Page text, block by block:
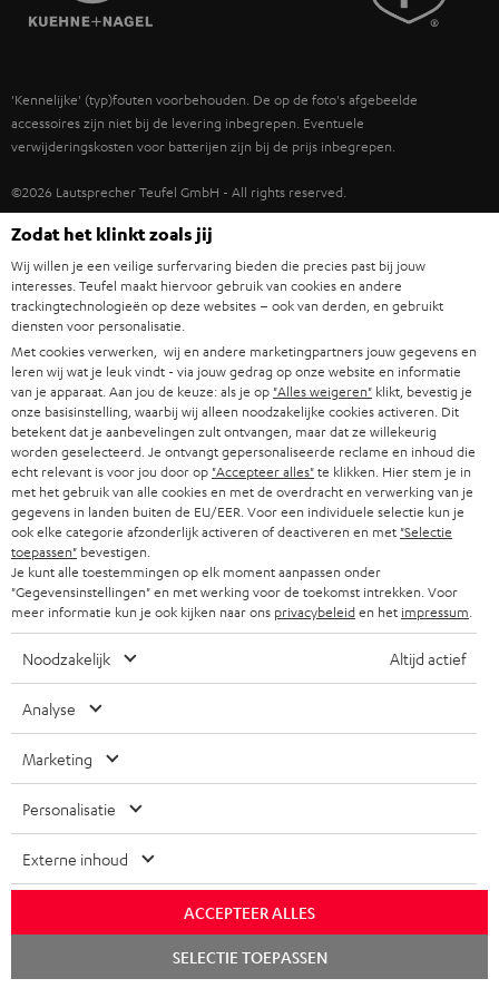
ULTIMA
FANSHOP
NIEUWKOMERS
TEUFEL STORY
DUURZAAMHEID
KADOBON
TOEGANKELIJK
POLEN
ITALIË
USA
'Kennelijke' (typ)fouten voorbehouden. De op de foto's afgebeelde
accessoires zijn niet bij de levering inbegrepen. Eventuele
verwijderingskosten voor batterijen zijn bij de prijs inbegrepen.
©2026 Lautsprecher Teufel GmbH - All rights reserved.
Disclaimer Algemene voorwaarden
Instellingen privacybeleid
EU Data Act hier de overeenkomst herroepen
Zodat het klinkt zoals jij
Wij willen je een veilige surfervaring bieden die precies past bij jouw
interesses. Teufel maakt hiervoor gebruik van cookies en andere
trackingtechnologieën op deze websites – ook van derden, en gebruikt
diensten voor personalisatie.
Met cookies verwerken, wij en andere marketingpartners jouw gegevens en
leren wij wat je leuk vindt - via jouw gedrag op onze website en informatie
van je apparaat. Aan jou de keuze: als je op "Alles weigeren" klikt, bevestig je
onze basisinstelling, waarbij wij alleen noodzakelijke cookies activeren. Dit
betekent dat je aanbevelingen zult ontvangen, maar dat ze willekeurig
worden geselecteerd. Je ontvangt gepersonaliseerde reclame en inhoud die
echt relevant is voor jou door op "Accepteer alles"te klikken. Hier stem je in
met het gebruik van alle cookies en met de overdracht en verwerking van je
gegevens in landen buiten de EU/EER. Voor een individuele selectie kun je
ook elke categorie afzonderlijk activeren of deactiveren en met "Selectie
toepassen" bevestigen.
Je kunt alle toestemmingen op elk moment aanpassen onder
"Gegevensinstellingen" en met werking voor de toekomst intrekken. Voor
meer informatie kun je ook kijken naar ons privacybeleiden het impressum
Noodzakelijk Altijd actief
Analyse
Marketing
Personalisatie
Externe inhoud
ACCEPTEER ALLES
SELECTIE TOEPASSEN